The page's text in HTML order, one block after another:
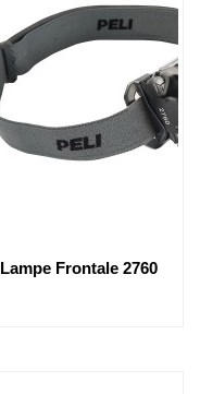
Lampe Frontale 2760